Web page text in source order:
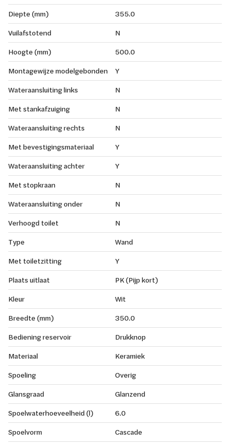
Diepte (mm)
355.0
Vuilafstotend
N
Hoogte (mm)
500.0
Montagewijze modelgebonden
Y
Wateraansluiting links
N
Met stankafzuiging
N
Wateraansluiting rechts
N
Met bevestigingsmateriaal
Y
Wateraansluiting achter
Y
Met stopkraan
N
Wateraansluiting onder
N
Verhoogd toilet
N
Type
Wand
Met toiletzitting
Y
Plaats uitlaat
PK (Pijp kort)
Kleur
Wit
Breedte (mm)
350.0
Bediening reservoir
Drukknop
Materiaal
Keramiek
Spoeling
Overig
Glansgraad
Glanzend
Spoelwaterhoeveelheid (l)
6.0
Spoelvorm
Cascade